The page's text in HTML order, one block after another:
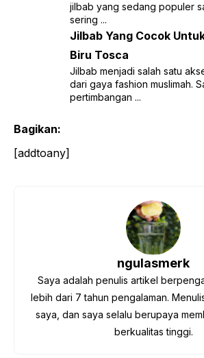
jilbab yang sedang populer
sering ...
Jilbab Yang Cocok
Biru Tosca
Jilbab menjadi salah satu
dari gaya fashion muslimah.
pertimbangan ...
Bagikan:
[addtoany]
ngulasmerk
Saya adalah penulis artikel
lebih dari 7 tahun pengalaman.
saya, dan saya selalu berupaya
berkualitas tinggi.